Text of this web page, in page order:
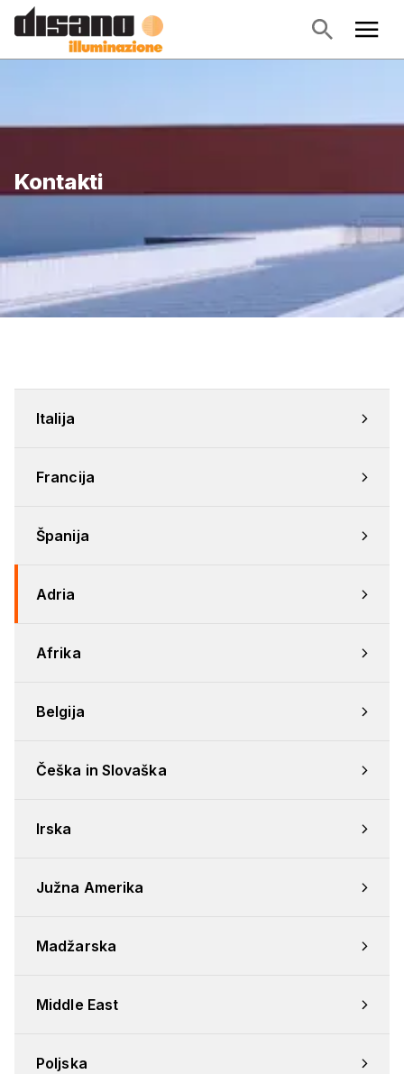
Kontakti
Italija
Francija
Španija
Adria
Afrika
Belgija
Češka in Slovaška
Irska
Južna Amerika
Madžarska
Middle East
Poljska